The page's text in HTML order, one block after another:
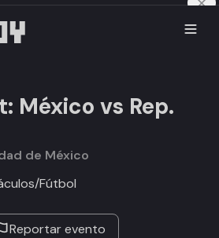
México vs Rep.
de México
/Fútbol
Reportar evento